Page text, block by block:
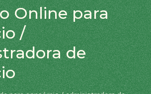
Online para
/
de